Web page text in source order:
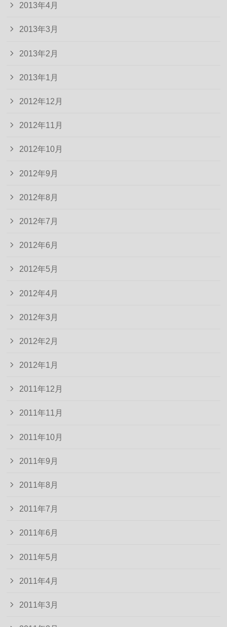
2013年4月
2013年3月
2013年2月
2013年1月
2012年12月
2012年11月
2012年10月
2012年9月
2012年8月
2012年7月
2012年6月
2012年5月
2012年4月
2012年3月
2012年2月
2012年1月
2011年12月
2011年11月
2011年10月
2011年9月
2011年8月
2011年7月
2011年6月
2011年5月
2011年4月
2011年3月